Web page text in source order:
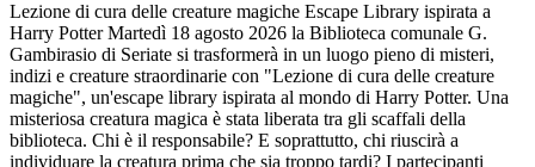
Lezione di cura delle creature magiche Escape Library ispirata a
Harry Potter Martedì 18 agosto 2026 la Biblioteca comunale G.
Gambirasio di Seriate si trasformerà in un luogo pieno di misteri,
indizi e creature straordinarie con "Lezione di cura delle creature
magiche", un'escape library ispirata al mondo di Harry Potter. Una
misteriosa creatura magica è stata liberata tra gli scaffali della
biblioteca. Chi è il responsabile? E soprattutto, chi riuscirà a
individuare la creatura prima che sia troppo tardi? I partecipanti